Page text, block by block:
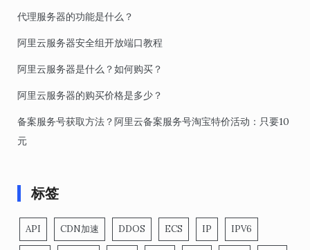
代理服务器的功能是什么？
阿里云服务器安全组开放端口教程
阿里云服务器是什么？如何购买？
阿里云服务器的购买价格是多少？
备案服务号获取方法？阿里云备案服务号淘宝特价活动：只要10
元
标签
API CDN加速 DDOS ECS IP IPV6